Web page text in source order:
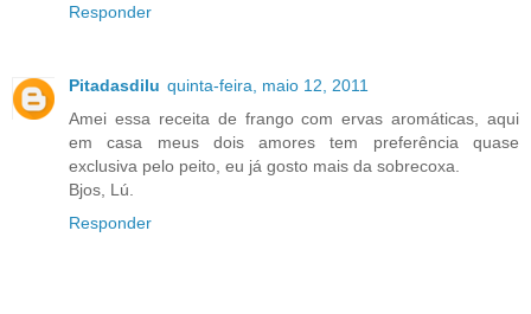
Responder
Pitadasdilu quinta-feira, maio 12, 2011
Amei essa receita de frango com ervas aromáticas, aqui
em casa meus dois amores tem preferência quase
exclusiva pelo peito, eu já gosto mais da sobrecoxa.
Bjos, Lú.
Responder